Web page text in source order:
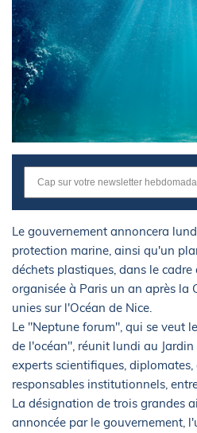
Le gouvernement annoncera
protection marine, ainsi qu'un
déchets plastiques, dans le cadre
organisée à Paris un an après la
unies sur l'Océan de Nice.
Le "Neptune forum", qui se veut
de l'océan", réunit lundi au
experts scientifiques, diplomates,
responsables institutionnels,
La désignation de trois grandes
annoncée par le gouvernement,